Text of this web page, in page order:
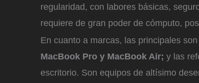
regularidad, con labores básicas,
requiere de gran poder de cómputo,
En cuanto a marcas, las principales son
MacBook Pro y MacBook Air; y las
escritorio. Son equipos de altísimo